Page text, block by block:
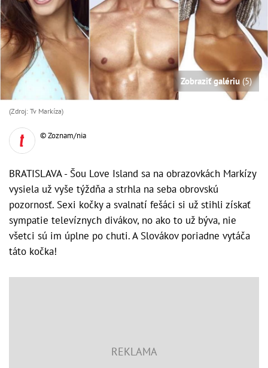
Zobraziť galériu(5)
(Zdroj: Tv Markíza)
© Zoznam/nia
BRATISLAVA - Šou Love Island sa na obrazovkách Markízy
vysiela už vyše týždňa a strhla na seba obrovskú
pozornosť. Sexi kočky a svalnatí fešáci si už stihli získať
sympatie televíznych divákov, no ako to už býva, nie
všetci sú im úplne po chuti. A Slovákov poriadne vytáča
táto kočka!